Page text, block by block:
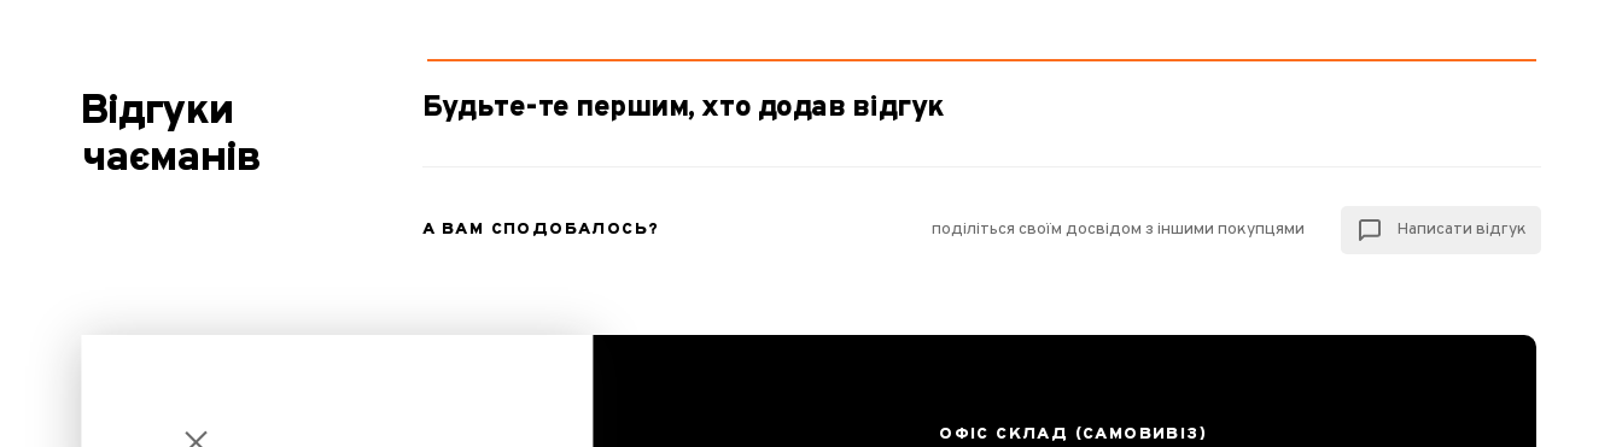
Відгуки
чаєманів
Будьте-те першим, хто додав відгук
А ВАМ СПОДОБАЛОСЬ? поділіться своїм досвідом з іншими покупцями Написати відгук
ІНФОРМАЦІЯ ПРО КОМПАНІЮ ОФІС СКЛАД (САМОВИВІЗ)